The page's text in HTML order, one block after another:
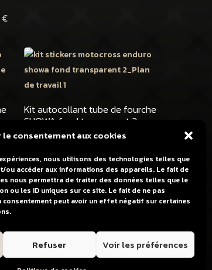
le consentement aux cookies
nous utilisons des technologies telles que
ou accéder aux informations des appareils. Le fait de
nous permettra de traiter des données telles que le
ou les ID uniques sur ce site. Le fait de ne pas
peut avoir un effet négatif sur certaines
Refuser Voir les préférences
€
€
Kit autocollant tube de fourche
SHOWA fond transparent 2
20,00